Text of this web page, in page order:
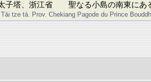
子塔、浙江省 聖なる小島の南東にあ
tze tá. Prov. Chekiang Pagode du Prince